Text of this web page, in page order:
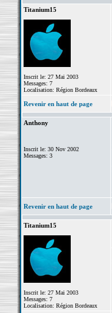
Titanium15
Inscrit le: 27 Mai 2003
Messages: 7
Localisation: Région Bordeaux
Revenir en haut de page
Anthony
Inscrit le: 30 Nov 2002
Messages: 3
Revenir en haut de page
Titanium15
Inscrit le: 27 Mai 2003
Messages: 7
Localisation: Région Bordeaux